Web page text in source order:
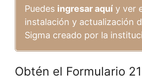
Puedes ingresar aquí y ver
instalación y actualización
Sigma creado por la
Obtén el Formulario